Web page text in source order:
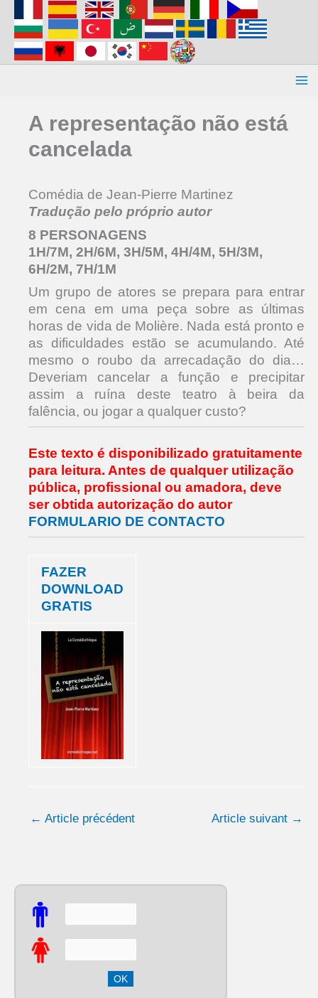
contenu
A representação não está
cancelada
Comédia de Jean-Pierre Martinez
Tradução pelo próprio autor
8 PERSONAGENS
1H/7M, 2H/6M, 3H/5M, 4H/4M, 5H/3M,
6H/2M, 7H/1M
Um grupo de atores se prepara para entrar
em cena em uma peça sobre as últimas
horas de vida de Molière. Nada está pronto e
as dificuldades estão se acumulando. Até
mesmo o roubo da arrecadação do dia…
Deveriam cancelar a função e precipitar
assim a ruína deste teatro à beira da
falência, ou jogar a qualquer custo?
Este texto é disponibilizado gratuitamente
para leitura. Antes de qualquer utilização
pública, profissional ou amadora, deve
ser obtida autorização do autor
FORMULARIO DE CONTACTO
FAZER
DOWNLOAD
GRATIS
← Article précédent Article suivant →